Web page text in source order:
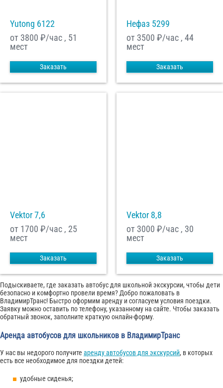
Yutong 6122
от 3800 ₽/час , 51
мест
Заказать
Нефаз 5299
от 3500 ₽/час , 44
мест
Заказать
Vektor 7,6
от 1700 ₽/час , 25
мест
Заказать
Vektor 8,8
от 3000 ₽/час , 30
мест
Заказать
Подыскиваете, где заказать автобус для школьной экскурсии, чтобы дети
безопасно и комфортно провели время? Добро пожаловать в
ВладимирТранс! Быстро оформим аренду и согласуем условия поездки.
Заявку можно оставить по телефону, указанному на сайте. Чтобы заказать
обратный звонок, заполните краткую онлайн-форму.
Аренда автобусов для школьников в ВладимирТранс
У нас вы недорого получите аренду автобусов для экскурсий, в которых
есть все необходимое для поездки детей:
удобные сиденья;